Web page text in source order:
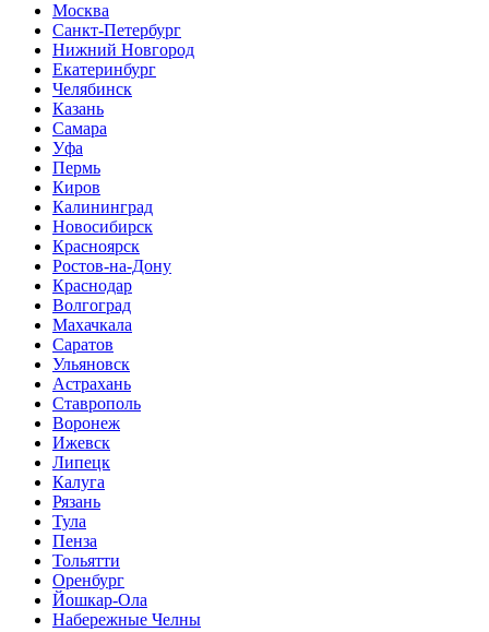
Москва
Санкт-Петербург
Нижний Новгород
Екатеринбург
Челябинск
Казань
Самара
Уфа
Пермь
Киров
Калининград
Новосибирск
Красноярск
Ростов-на-Дону
Краснодар
Волгоград
Махачкала
Саратов
Ульяновск
Астрахань
Ставрополь
Воронеж
Ижевск
Липецк
Калуга
Рязань
Тула
Пенза
Тольятти
Оренбург
Йошкар-Ола
Набережные Челны